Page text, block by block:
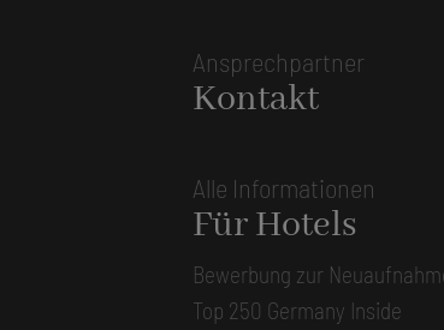
Ansprechpartner
Kontakt
Alle Informationen
Für Hotels
Bewerbung zur
Top 250 Germany Inside